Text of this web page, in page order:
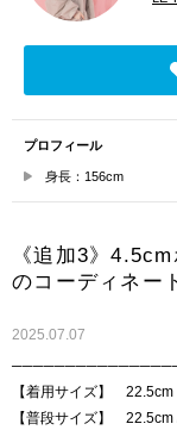
プロフィール
身長：156cm
《追加3》
のコーディネー
2025.07.07
【着用サイズ】 22.5cm
【普段サイズ】 22.5cm